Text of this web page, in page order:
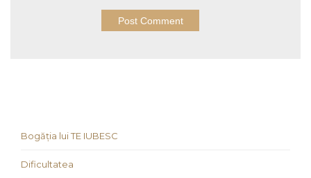
Bogăția lui TE IUBESC
Dificultatea